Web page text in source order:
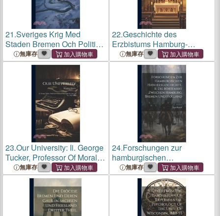
21.Sveriges Krig Med
Staden Bremen Och Politik I
Samband Därmed, Åren
1665-1666
無庫存
22.Geschichte des
Erzbistums Hamburg-
Bremen bis zum Ausgang
der Mission.
無庫存
23.Our University: Ii. George
Tucker, Professor Of Moral
Philosophy In Univ. Of Va.,
1825-1845
無庫存
24.Forschungen zur
hamburgischen
Handelsgeschichte, II. Die
Börtfahrt zwischen
Hamburg, Bremen und
無庫存